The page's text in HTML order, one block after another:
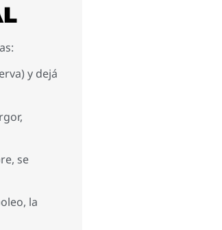
y dejá
se
la